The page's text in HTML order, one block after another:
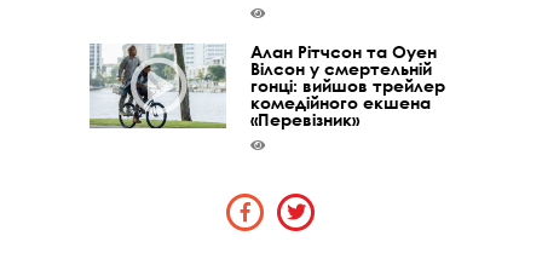
Алан Рітчсон та Оуен
Вілсон у смертельній
гонці: вийшов трейлер
комедійного екшена
«Перевізник»